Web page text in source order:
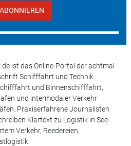
ABONNIEREN
ist das Online-Portal der achtmal
Schifffahrt und Technik.
und Binnenschifffahrt,
und intermodaler Verkehr
Praxiserfahrene Journalisten
Klartext zu Logistik in See-
Verkehr, Reedereien,